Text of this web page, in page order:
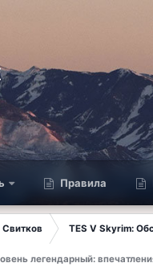
Правила
Свитков TES V Skyrim:
легендарный: